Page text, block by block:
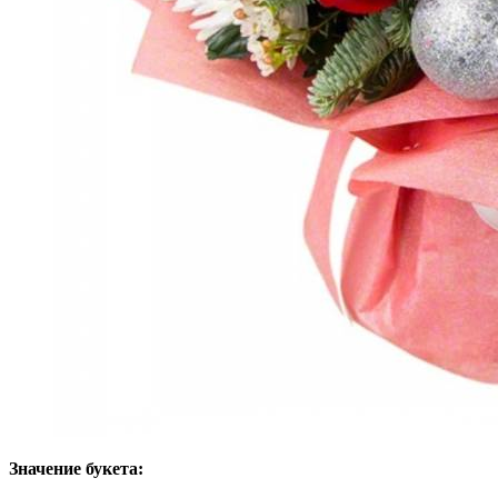
Значение букета: